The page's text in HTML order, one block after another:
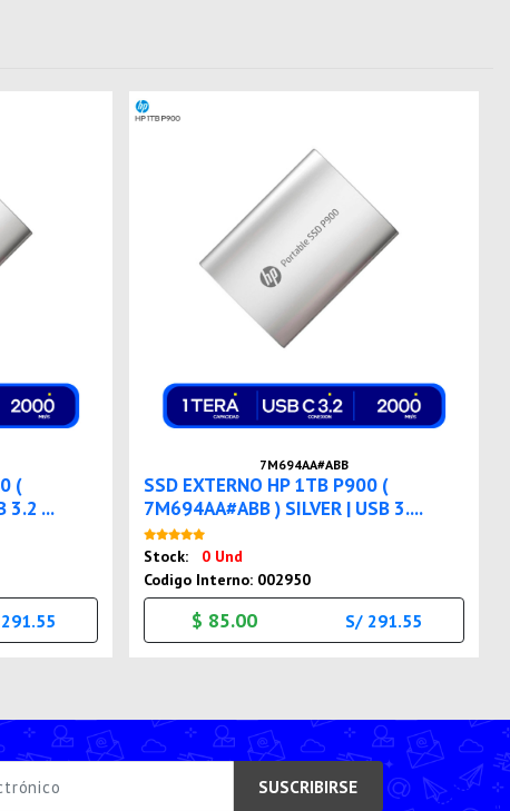
(
3.2 ...
7M694AA#ABB
SSD EXTERNO HP 1TB P900 (
7M694AA#ABB ) SILVER | USB 3....
Stock:
0 Und
Codigo Interno: 002950
$ 85.00 S/ 291.55
SUSCRIBIRSE